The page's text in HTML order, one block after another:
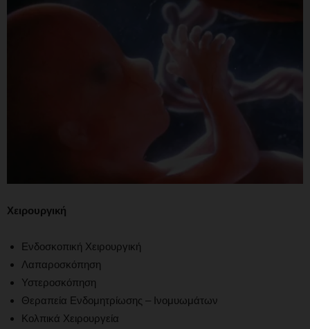
Χειρουργική
Ενδοσκοπική Χειρουργική
Λαπαροσκόπηση
Υστεροσκόπηση
Θεραπεία Ενδομητρίωσης – Ινομυωμάτων
Κολπικά Χειρουργεία